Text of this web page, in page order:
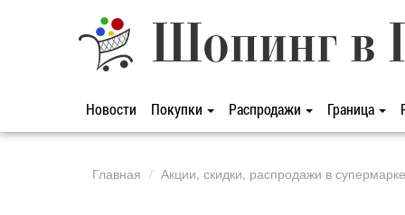
Шопинг в
Новости Покупки Распродажи Граница
Главная Акции, скидки, распродажи в